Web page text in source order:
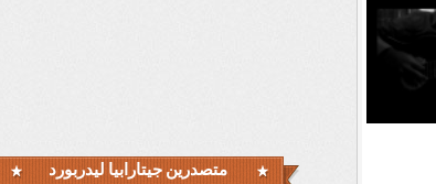
متصدرين جيتارابيا ليدربورد